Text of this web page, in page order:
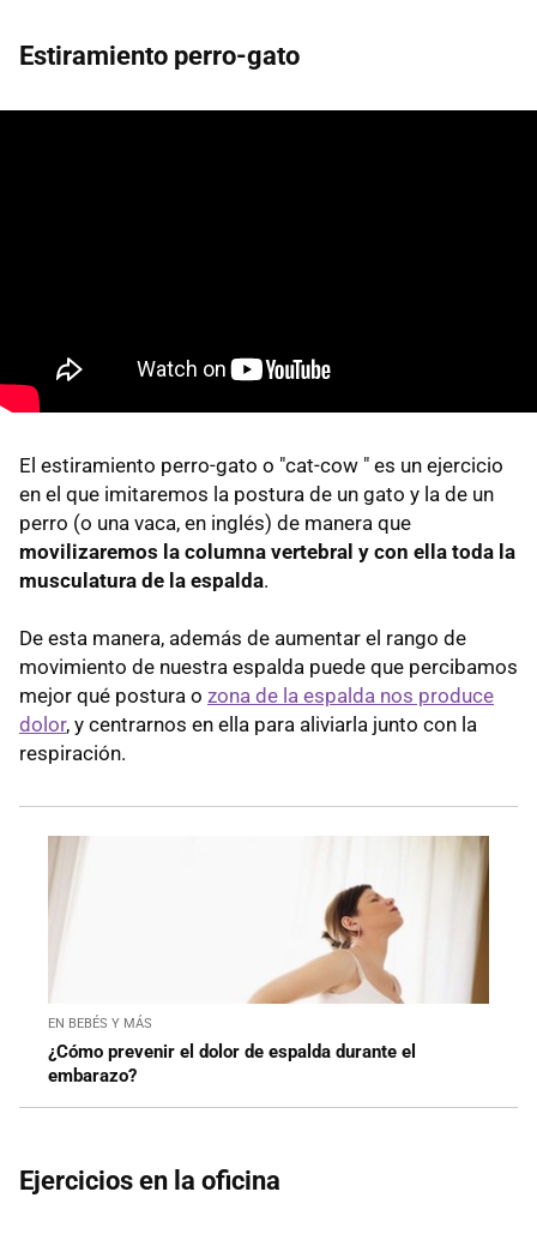
Estiramiento perro-gato
El estiramiento perro-gato o "cat-cow " es un ejercicio
en el que imitaremos la postura de un gato y la de un
perro (o una vaca, en inglés) de manera que
movilizaremos la columna vertebral y con ella toda la
musculatura de la espalda.
De esta manera, además de aumentar el rango de
movimiento de nuestra espalda puede que percibamos
mejor qué postura o zona de la espalda nos produce
dolor, y centrarnos en ella para aliviarla junto con la
respiración.
EN BEBÉS Y MÁS
¿Cómo prevenir el dolor de espalda durante el
embarazo?
Ejercicios en la oficina